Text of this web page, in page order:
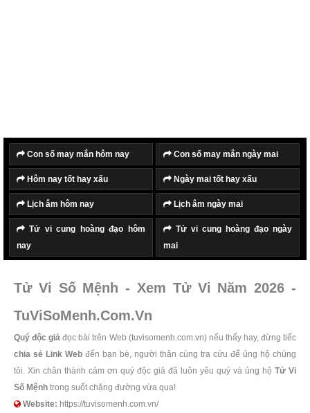
Con số may mắn hôm nay Con số may mắn ngày mai
Hôm nay tốt hay xấu Ngày mai tốt hay xấu
Lịch âm hôm nay Lịch âm ngày mai
Tử vi cung hoàng đạo hôm
nay
Tử vi cung hoàng đạo ngày
mai
Tử Vi Số Mệnh - Xem Tử Vi Năm 2026 -
TuViSoMenh.Com.Vn
Quý độc giả đọc bài trên Web (tuvisomenh.com.vn) nếu thấy hay, đừng tiếc
chia sẻ Link Web đến bạn bè, người thân cùng tra cứu để ủng hộ chúng
tôi. Xin chân thành cảm ơn quý độc giả đã luôn yêu quý và ủng hộ Tử Vi
Số Mệnh trong suốt chặng đường vừa qua!
Website: https://tuvisomenh.com.vn/